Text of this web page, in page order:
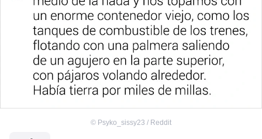
© Psyko_sissy23 / Reddit